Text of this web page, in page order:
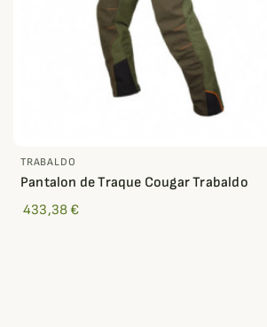
TRABALDO
Pantalon de Traque Cougar Trabaldo
433,38 €